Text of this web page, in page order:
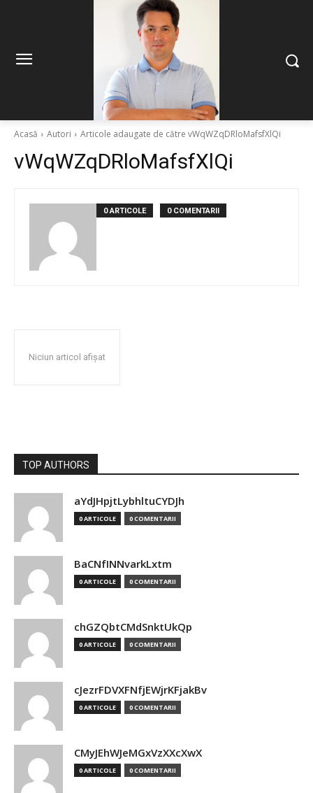
Acasă Autori Articole adaugate de către vWqWZqDRloMafsfXlQi
vWqWZqDRloMafsfXlQi
0 ARTICOLE 0 COMENTARII
Niciun articol afișat
TOP AUTHORS
aYdJHpjtLybhltuCYDJh
0 ARTICOLE 0 COMENTARII
BaCNfINNvarkLxtm
0 ARTICOLE 0 COMENTARII
chGZQbtCMdSnktUkQp
0 ARTICOLE 0 COMENTARII
cJezrFDVXFNfjEWjrKFjakBv
0 ARTICOLE 0 COMENTARII
CMyJEhWJeMGxVzXXcXwX
0 ARTICOLE 0 COMENTARII